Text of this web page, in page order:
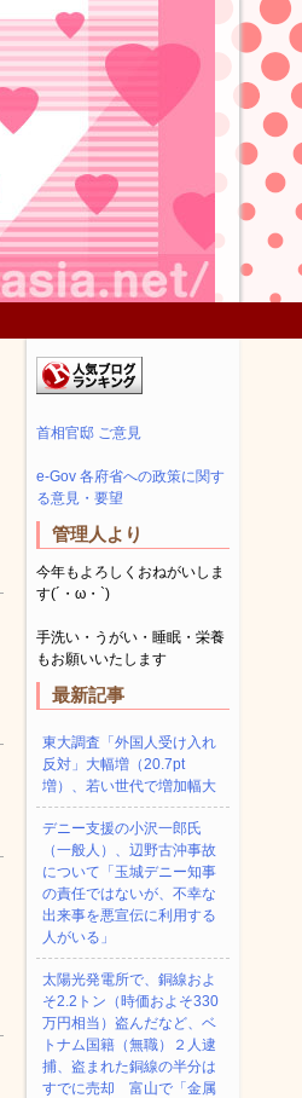
首相官邸 ご意見
e-Gov 各府省への政策に関す
る意見・要望
管理人より
今年もよろしくおねがいしま
す(´・ω・`)
手洗い・うがい・睡眠・栄養
もお願いいたします
最新記事
東大調査「外国人受け入れ
反対」大幅増（20.7pt
増）、若い世代で増加幅大
デニー支援の小沢一郎氏
（一般人）、辺野古沖事故
について「玉城デニー知事
の責任ではないが、不幸な
出来事を悪宣伝に利用する
人がいる」
太陽光発電所で、銅線およ
そ2.2トン（時価およそ330
万円相当）盗んだなど、ベ
トナム国籍（無職）２人逮
捕、盗まれた銅線の半分は
すでに売却 富山で「金属